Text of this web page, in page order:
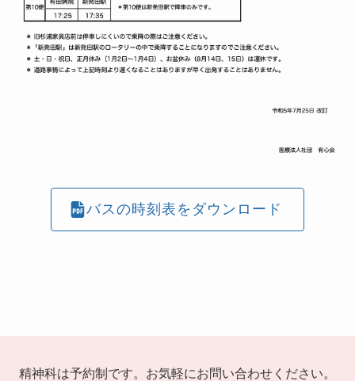
バスの時刻表をダウンロード
精神科は予約制です。お気軽にお問い合わせください。